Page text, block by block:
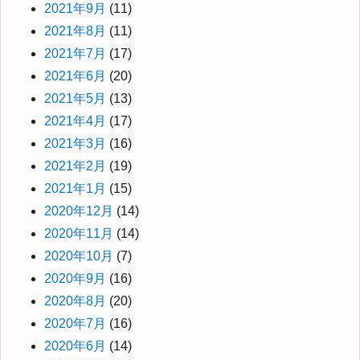
2021年9月 (11)
2021年8月 (11)
2021年7月 (17)
2021年6月 (20)
2021年5月 (13)
2021年4月 (17)
2021年3月 (16)
2021年2月 (19)
2021年1月 (15)
2020年12月 (14)
2020年11月 (14)
2020年10月 (7)
2020年9月 (16)
2020年8月 (20)
2020年7月 (16)
2020年6月 (14)